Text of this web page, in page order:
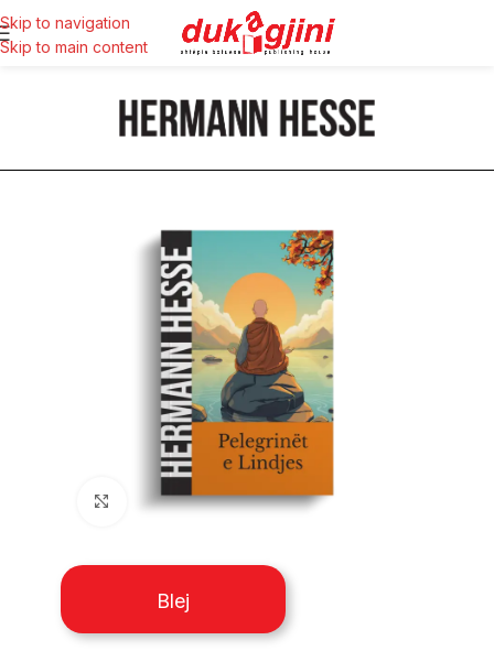
Skip to navigation
Skip to main content
Click to enlarge
Blej